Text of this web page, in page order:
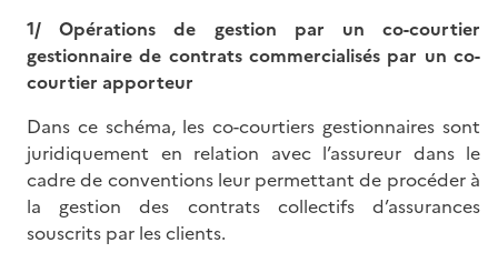
1/ Opérations de gestion par un co-courtier
gestionnaire de contrats commercialisés par un co-
courtier apporteur
Dans ce schéma, les co-courtiers gestionnaires sont
juridiquement en relation avec l’assureur dans le
cadre de conventions leur permettant de procéder à
la gestion des contrats collectifs d’assurances
souscrits par les clients.